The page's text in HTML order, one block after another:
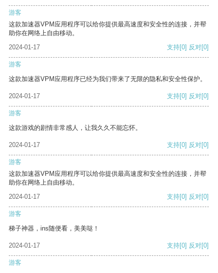
游客
这款加速器VPM应用程序可以给你提供最高速度和安全性的连接，并帮
助你在网络上自由移动。
2024-01-17
支持[0] 反对[0]
游客
这款加速器VPM应用程序已经为我们带来了无限的隐私和安全性保护。
2024-01-17 支持[0] 反对[0]
游客
这款游戏的剧情非常感人，让我久久不能忘怀。
2024-01-17 支持[0] 反对[0]
游客
这款加速器VPM应用程序可以给你提供最高速度和安全性的连接，并帮
助你在网络上自由移动。
2024-01-17
支持[0] 反对[0]
游客
梯子神器，ins随便看，美美哒！
2024-01-17 支持[0] 反对[0]
游客